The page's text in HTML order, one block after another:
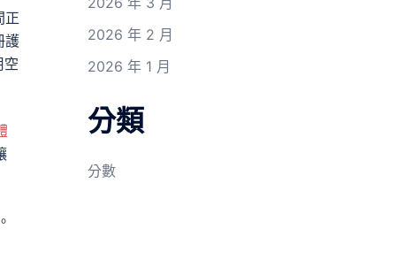
正
護
空
2026 年 2 月
2026 年 1 月
分類
分數